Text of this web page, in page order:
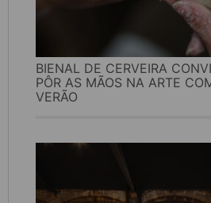
BIENAL DE CERVEIRA
PÔR AS MÃOS NA ARTE
VERÃO